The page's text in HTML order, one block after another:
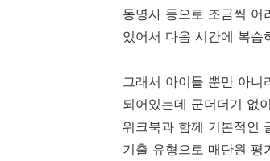
동명사 등으로 조금씩 어
있어서 다음 시간에 복습
그래서 아이들 뿐만 아
되어있는데 군더더기 없
워크북과 함께 기본적인
기출 유형으로 매단원 평